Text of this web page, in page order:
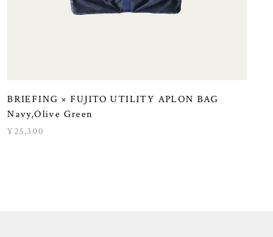
BRIEFING × FUJITO UTILITY APLON BAG
Navy,Olive Green
¥25,300